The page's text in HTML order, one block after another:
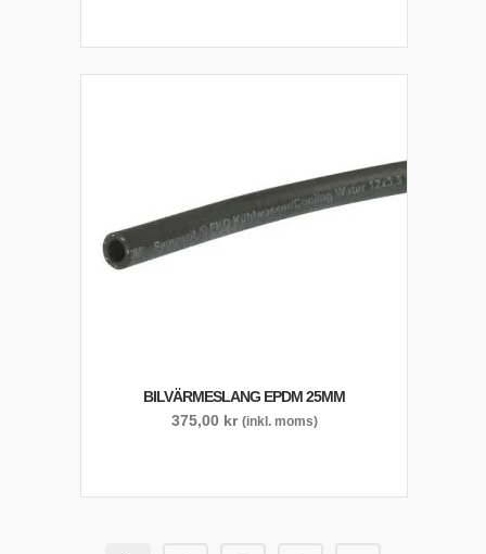
BILVÄRMESLANG EPDM 25MM
375,00 kr (inkl. moms)